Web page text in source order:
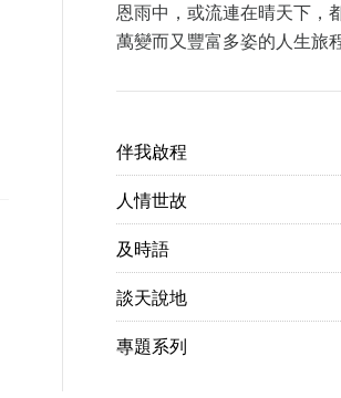
恩雨中，或流連在晴天下，
萬變而又豐富多姿的人生旅
伴我啟程
人情世故
及時語
談天說地
專題系列